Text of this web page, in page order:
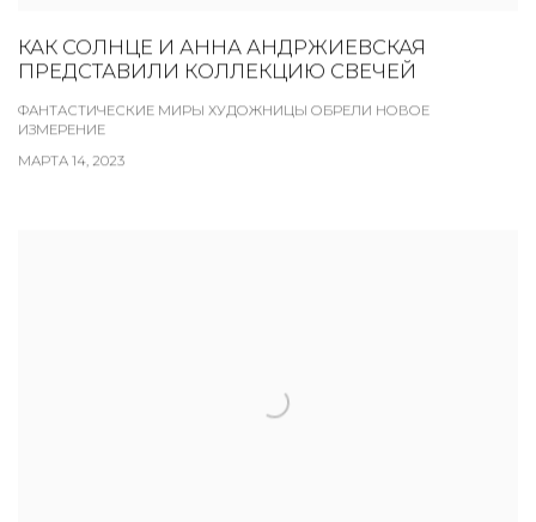
КАК СОЛНЦЕ И АННА АНДРЖИЕВСКАЯ
ПРЕДСТАВИЛИ КОЛЛЕКЦИЮ СВЕЧЕЙ
ФАНТАСТИЧЕСКИЕ МИРЫ ХУДОЖНИЦЫ ОБРЕЛИ НОВОЕ
ИЗМЕРЕНИЕ
МАРТА 14, 2023